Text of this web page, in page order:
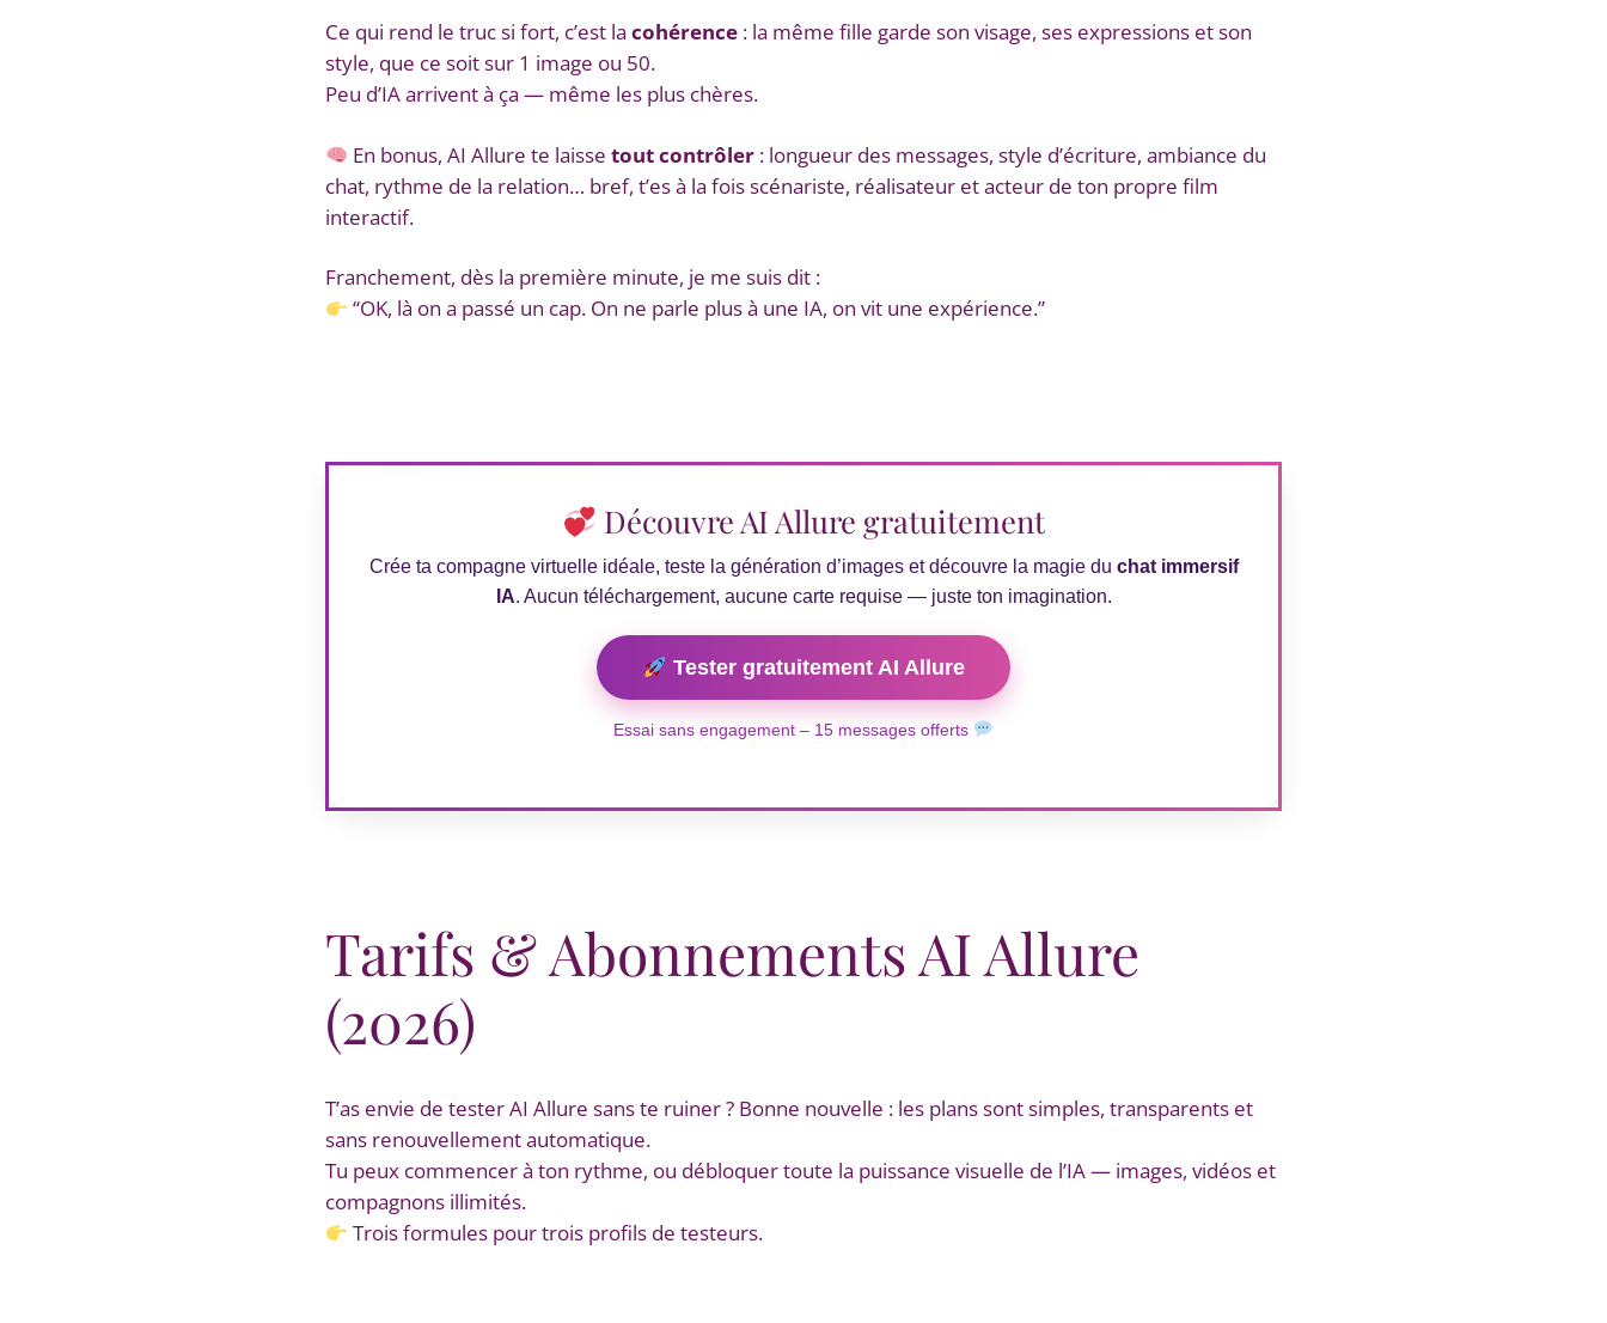
Ce qui rend le truc si fort, c’est la cohérence : la même fille garde son visage, ses expressions et son
style, que ce soit sur 1 image ou 50.
Peu d’IA arrivent à ça — même les plus chères.
En bonus, AI Allure te laisse tout contrôler: longueur des messages, style d’écriture, ambiance du
chat, rythme de la relation… bref, t’es à la fois scénariste, réalisateur et acteur de ton propre film
interactif.
Franchement, dès la première minute, je me suis dit :
“OK, là on a passé un cap. On ne parle plus à une IA, on vit une expérience.”
Découvre AI Allure gratuitement
Crée ta compagne virtuelle idéale, teste la génération d’images et découvre la magie du chat immersif
IA. Aucun téléchargement, aucune carte requise — juste ton imagination.
Tester gratuitement AI Allure
Essai sans engagement – 15 messages offerts
Tarifs & Abonnements AI Allure
(2026)
T’as envie de tester AI Allure sans te ruiner ? Bonne nouvelle : les plans sont simples, transparents et
sans renouvellement automatique.
Tu peux commencer à ton rythme, ou débloquer toute la puissance visuelle de l’IA — images, vidéos et
compagnons illimités.
Trois formules pour trois profils de testeurs.